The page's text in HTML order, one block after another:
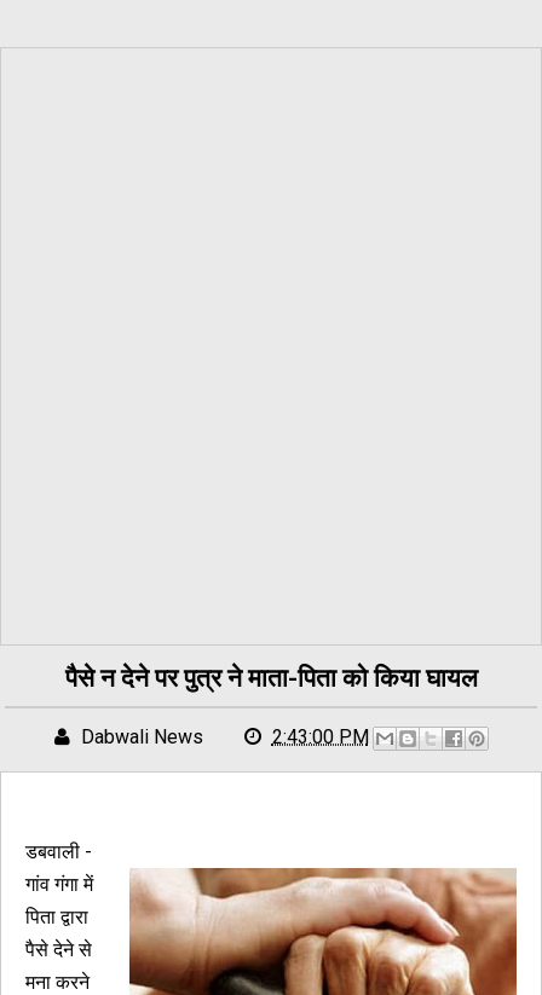
पैसे न देने पर पुत्र ने माता-पिता को किया घायल
Dabwali News 2:43:00 PM
डबवाली -
गांव गंगा में
पिता द्वारा
पैसे देने से
मना करने